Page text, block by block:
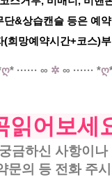
단&상습캔슬 등은 예
(희망예약시간+코스)
ღ* ······ ∞ ✲ ∞ ······ *ღ
읽어보세
궁금하신 사항이나
문의 등 전화 주시